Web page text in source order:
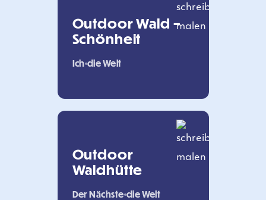
Outdoor Wald –
Schönheit
Ich die Welt
Outdoor
Waldhütte
Der Nächste die Welt